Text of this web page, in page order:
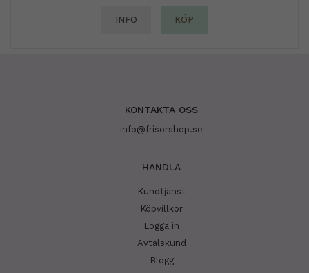
INFO KÖP
KONTAKTA OSS
info@frisorshop.se
HANDLA
Kundtjänst
Köpvillkor
Logga in
Avtalskund
Blogg